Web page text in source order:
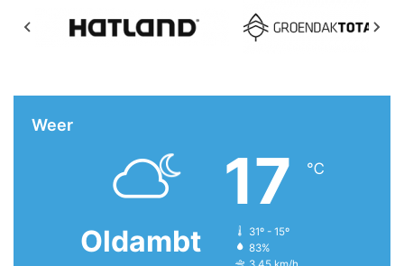
Weer
Oldambt
17 ℃
31º - 15º
83%